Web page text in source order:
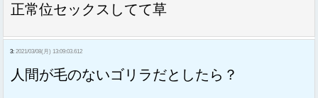
正常位セックスしてて草
3: 2021/03/08(月) 13:09:03.612
人間が毛のないゴリラだとしたら？